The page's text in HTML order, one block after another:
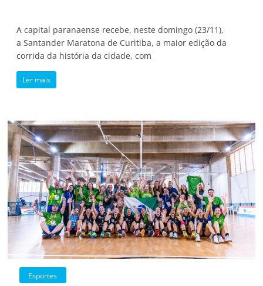
A capital paranaense recebe, neste domingo (23/11),
a Santander Maratona de Curitiba, a maior edição da
corrida da história da cidade, com
Ler mais
Esportes